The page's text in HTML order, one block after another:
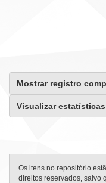
Mostrar registro
Visualizar estatísticas
Os itens no repositório
direitos reservados, salvo